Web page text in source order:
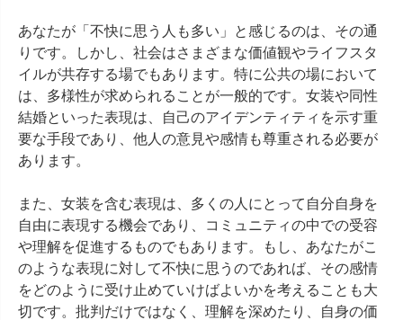
あなたが「不快に思う人も多い」と感じるのは、その通
りです。しかし、社会はさまざまな価値観やライフスタ
イルが共存する場でもあります。特に公共の場において
は、多様性が求められることが一般的です。女装や同性
結婚といった表現は、自己のアイデンティティを示す重
要な手段であり、他人の意見や感情も尊重される必要が
あります。
また、女装を含む表現は、多くの人にとって自分自身を
自由に表現する機会であり、コミュニティの中での受容
や理解を促進するものでもあります。もし、あなたがこ
のような表現に対して不快に思うのであれば、その感情
をどのように受け止めていけばよいかを考えることも大
切です。批判だけではなく、理解を深めたり、自身の価